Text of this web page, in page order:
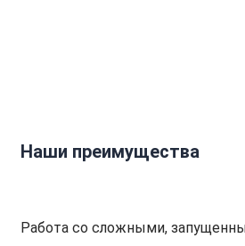
Наши преимущества
Работа со сложными,